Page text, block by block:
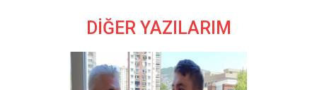
DİĞER YAZILARIM